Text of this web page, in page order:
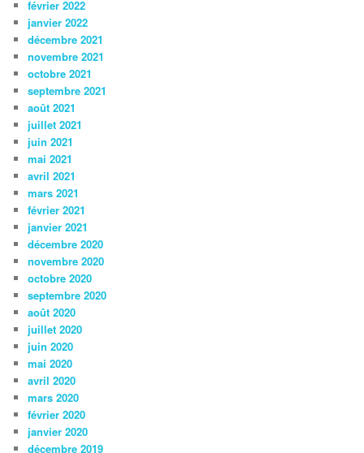
février 2022
janvier 2022
décembre 2021
novembre 2021
octobre 2021
septembre 2021
août 2021
juillet 2021
juin 2021
mai 2021
avril 2021
mars 2021
février 2021
janvier 2021
décembre 2020
novembre 2020
octobre 2020
septembre 2020
août 2020
juillet 2020
juin 2020
mai 2020
avril 2020
mars 2020
février 2020
janvier 2020
décembre 2019